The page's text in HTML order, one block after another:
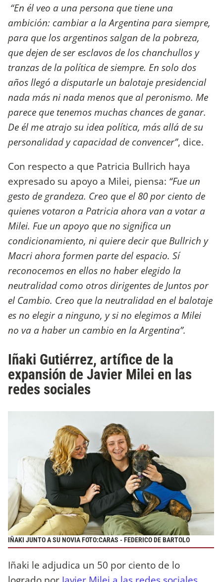
“En él veo a una persona que tiene una
ambición: cambiar a la Argentina para siempre,
para que los argentinos salgan de la pobreza,
que dejen de ser esclavos de los chanchullos y
tranzas de la política de siempre. En solo dos
años llegó a disputarle un balotaje presidencial
nada más ni nada menos que al peronismo. Me
parece que tenemos muchas chances de ganar.
De él me atrajo su idea política, más allá de su
personalidad y capacidad de convencer”, dice.
Con respecto a que Patricia Bullrich haya
expresado su apoyo a Milei, piensa: “Fue un
gesto de grandeza. Creo que el 80 por ciento de
quienes votaron a Patricia ahora van a votar a
Milei. Fue un apoyo que no significa un
condicionamiento, ni quiere decir que Bullrich y
Macri ahora formen parte del espacio. Sí
reconocemos en ellos no haber elegido la
neutralidad como otros dirigentes de Juntos por
el Cambio. Creo que la neutralidad en el balotaje
es no elegir a ninguno, y si no elegimos a Milei
no va a haber un cambio en la Argentina”.
Iñaki Gutiérrez, artífice de la
expansión de Javier Milei en las
redes sociales
IÑAKI JUNTO A SU NOVIA FOTO:CARAS - FEDERICO DE BARTOLO
Iñaki le adjudica un 50 por ciento de lo